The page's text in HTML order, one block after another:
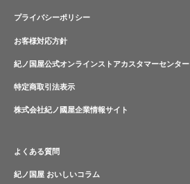
プライバシーポリシー
お客様対応方針
紀ノ国屋公式オンラインストアカスタマーセンター
特定商取引法表示
株式会社紀ノ國屋企業情報サイト
よくある質問
紀ノ国屋 おいしいコラム